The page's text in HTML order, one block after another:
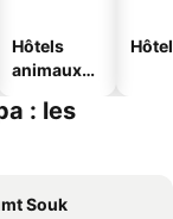
Hôtels
animaux
: les
Souk